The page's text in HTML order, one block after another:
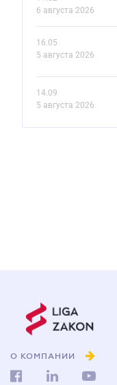
6 августа 2026
16.05
5 августа 2026
14.09
5 августа 2026
О КОМПАНИИ